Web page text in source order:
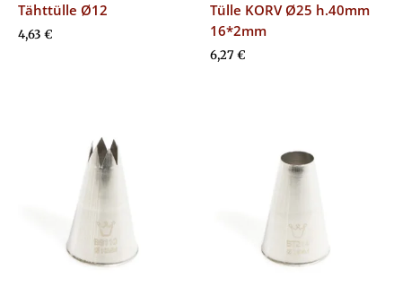
Tähttülle Ø12
4,63 €
Tülle KORV Ø25 h.40mm
16*2mm
6,27€